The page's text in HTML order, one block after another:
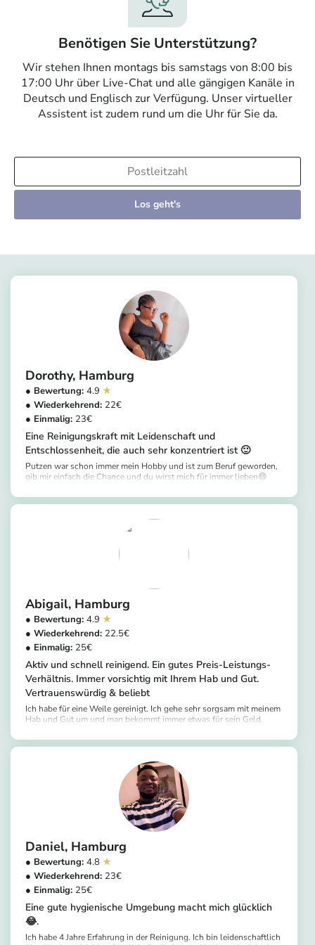
Benötigen Sie Unterstützung?
Wir stehen Ihnen montags bis samstags von 8:00 bis
17:00 Uhr über Live-Chat und alle gängigen Kanäle in
Deutsch und Englisch zur Verfügung. Unser virtueller
Assistent ist zudem rund um die Uhr für Sie da.
Los geht's
Dorothy Hamburg
4.9
22
23
Eine Reinigungskraft mit Leidenschaft und
Entschlossenheit, die auch sehr konzentriert ist 🙂
Putzen war schon immer mein Hobby und ist zum Beruf geworden,
gib mir einfach die Chance und du wirst mich für immer lieben😄
Abigail Hamburg
4.9
22.5
25
Aktiv und schnell reinigend. Ein gutes Preis-Leistungs-
Verhältnis. Immer vorsichtig mit Ihrem Hab und Gut.
Vertrauenswürdig & beliebt
Ich habe für eine Weile gereinigt. Ich gehe sehr sorgsam mit meinem
Hab und Gut um und man bekommt immer etwas für sein Geld.
sauber zu machen.
Daniel Hamburg
4.8
23
25
Eine gute hygienische Umgebung macht mich glücklich
😂.
Ich habe 4 Jahre Erfahrung in der Reinigung. Ich bin leidenschaftlich